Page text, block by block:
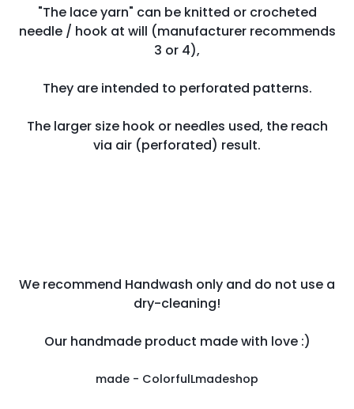
"The lace yarn" can be knitted or crocheted
needle / hook at will (manufacturer recommends
3 or 4),
They are intended to perforated patterns.
The larger size hook or needles used, the reach
via air (perforated) result.
We recommend Handwash only and do not use a
dry-cleaning!
Our handmade product made with love :)
made - ColorfulLmadeshop